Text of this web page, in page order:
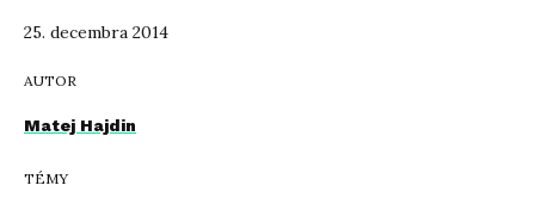
25. decembra 2014
AUTOR
Matej Hajdin
TÉMY